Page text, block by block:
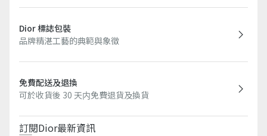
Dior 標誌包裝
品牌精湛工藝的典範與象徵
免費配送及退換
可於收貨後 30 天内免費退貨及換貨
訂閱Dior最新資訊​